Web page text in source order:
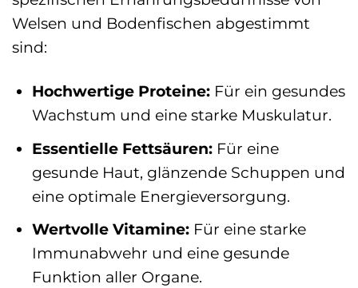
Welsen und Bodenfischen abgestimmt
sind:
Hochwertige Proteine:Für ein gesundes
Wachstum und eine starke Muskulatur.
Essentielle Fettsäuren:Für eine
gesunde Haut, glänzende Schuppen und
eine optimale Energieversorgung.
Wertvolle Vitamine:Für eine starke
Immunabwehr und eine gesunde
Funktion aller Organe.